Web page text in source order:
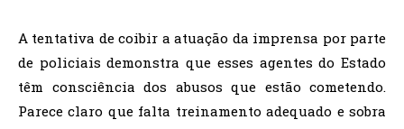
A tentativa de coibir a atuação da imprensa por parte
de policiais demonstra que esses agentes do Estado
têm consciência dos abusos que estão cometendo.
Parece claro que falta treinamento adequado e sobra